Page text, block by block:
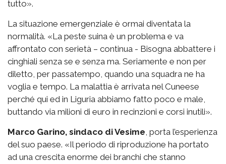
tutto».
La situazione emergenziale è ormai diventata la
normalità. «La peste suina è un problema e va
affrontato con serietà – continua - Bisogna abbattere i
cinghiali senza se e senza ma. Seriamente e non per
diletto, per passatempo, quando una squadra ne ha
voglia e tempo. La malattia è arrivata nel Cuneese
perché qui ed in Liguria abbiamo fatto poco e male,
buttando via milioni di euro in recinzioni e corsi inutili».
Marco Garino, sindaco di Vesime, porta l’esperienza
del suo paese. «Il periodo di riproduzione ha portato
ad una crescita enorme dei branchi che stanno